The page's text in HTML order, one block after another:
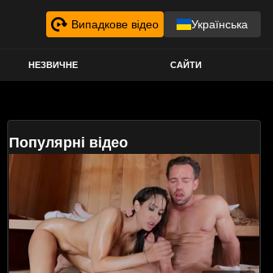
Випадкове відео Українська
НЕЗВИЧНЕ САЙТИ
Популярні відео